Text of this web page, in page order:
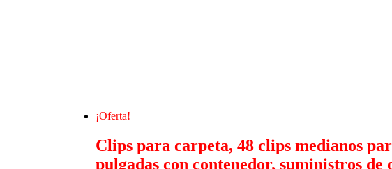
¡Oferta!
Clips para carpeta, 48 clips medianos
pulgadas con contenedor, suministros